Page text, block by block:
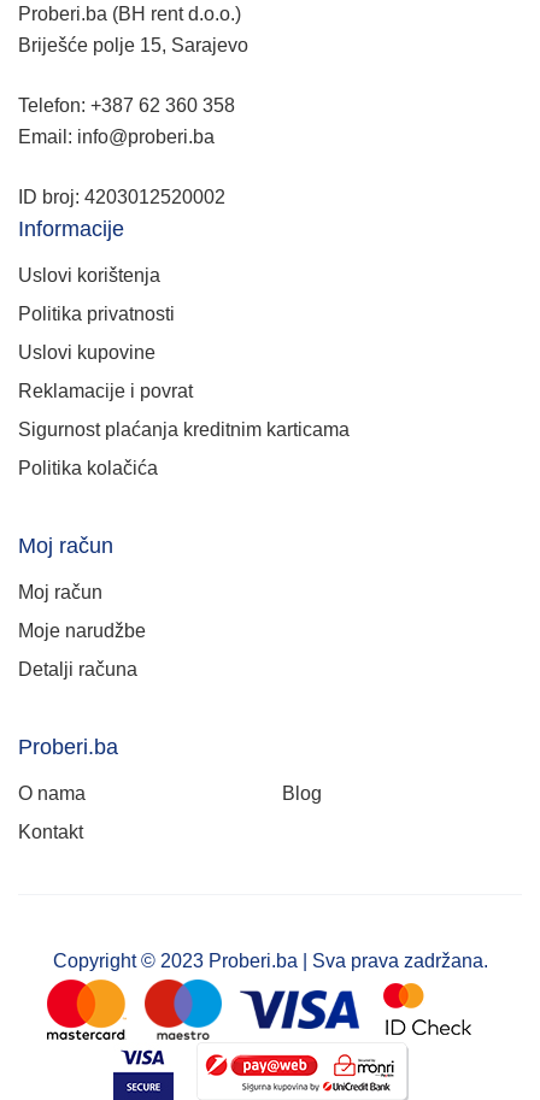
Proberi.ba (BH rent d.o.o.)
Briješće polje 15, Sarajevo
Telefon: +387 62 360 358
Email: info@proberi.ba
ID broj: 4203012520002
Informacije
Uslovi korištenja
Politika privatnosti
Uslovi kupovine
Reklamacije i povrat
Sigurnost plaćanja kreditnim karticama
Politika kolačića
Moj račun
Moj račun
Moje narudžbe
Detalji računa
Proberi.ba
O nama
Blog
Kontakt
Copyright © 2023 Proberi.ba | Sva prava zadržana.